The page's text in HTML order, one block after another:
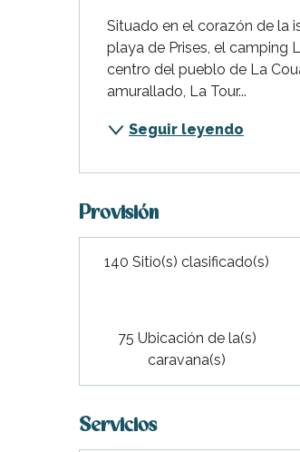
Situado en el corazón de la
playa de Prises, el camping
centro del pueblo de La
amurallado, La Tour...
Seguir leyendo
Provisión
140 Sitio(s) clasificado(s)
75 Ubicación de la(s)
caravana(s)
Servicios